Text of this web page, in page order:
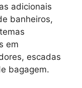
adicionais
banheiros,
em
escadas
bagagem.